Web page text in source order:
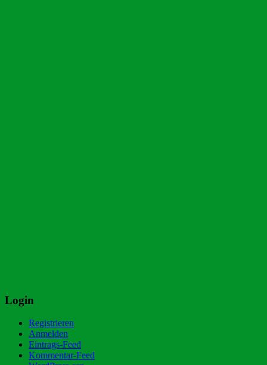
Login
Registrieren
Anmelden
Eintrags-Feed
Kommentar-Feed